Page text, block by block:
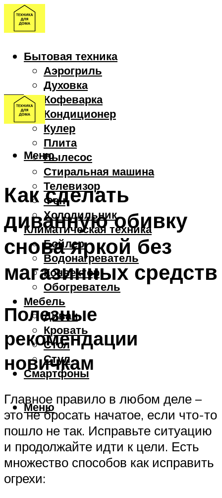
Бытовая техника
Аэрогриль
Духовка
Кофеварка
Кондиционер
Кулер
Плита
Пылесос
Стиральная машина
Телевизор
Фен
Холодильник
Климатическая техника
Бойлер
Водонагреватель
Конвектор
Обогреватель
Мебель
Диван
Кровать
Стол
Стул
Смартфоны
Меню
Меню
Как сделать
диванную обивку
снова яркой без
магазинных средств
Полезные
рекомендации
новичкам
Главное правило в любом деле –
это не бросать начатое, если что-то
пошло не так. Исправьте ситуацию
и продолжайте идти к цели. Есть
множество способов как исправить
огрехи: